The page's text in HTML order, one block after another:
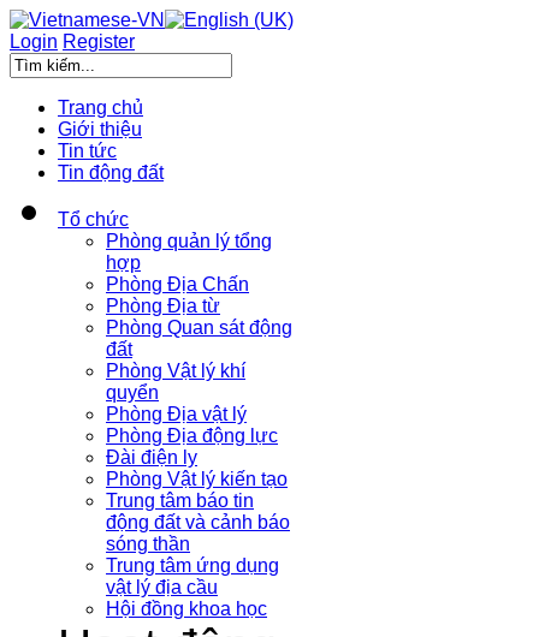
Login Register
Trang chủ
Giới thiệu
Tin tức
Tin động đất
Tổ chức
Phòng quản lý tổng
hợp
Phòng Địa Chấn
Phòng Địa từ
Phòng Quan sát động
đất
Phòng Vật lý khí
quyển
Phòng Địa vật lý
Phòng Địa động lực
Đài điện ly
Phòng Vật lý kiến tạo
Trung tâm báo tin
động đất và cảnh báo
sóng thần
Trung tâm ứng dụng
vật lý địa cầu
Hội đồng khoa học